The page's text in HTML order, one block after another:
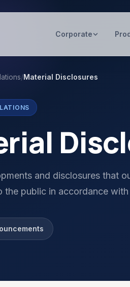
Corporate
/Material Disclosures
and disclosures that
the public in accordance